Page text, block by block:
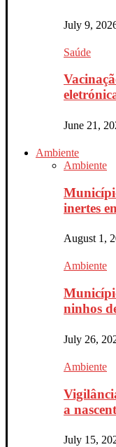
July 9,
Saúde
June 21,
Ambiente
Ambiente
inertes
August 1,
Ambiente
ninhos
July 26,
Ambiente
a
July 15,